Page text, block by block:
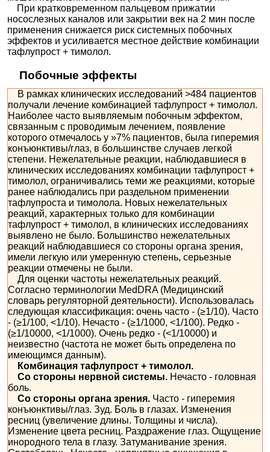
При кратковременном пальцевом прижатии
носослезных каналов или закрытии век на 2 мин после
применения снижается риск системных побочных
эффектов и усиливается местное действие комбинации
тафлупрост + тимолол.
Побочные эффекты
В рамках клинических исследований >484 пациентов
получали лечение комбинацией тафлупрост + тимолол.
Наиболее часто выявляемым побочным эффектом,
связанным с проводимым лечением, появление
которого отмечалось у »7% пациентов, была гиперемия
конъюнктивы/глаз, в большинстве случаев легкой
степени. Нежелательные реакции, наблюдавшиеся в
клинических исследованиях комбинации тафлупрост +
тимолол, ограничивались теми же реакциями, которые
ранее наблюдались при раздельном применении
тафлупроста и тимолола. Новых нежелательных
реакций, характерных только для комбинации
тафлупрост + тимолол, в клинических исследованиях
выявлено не было. Большинство нежелательных
реакций наблюдавшиеся со стороны органа зрения,
имели легкую или умеренную степень, серьезные
реакции отмечены не были.
Для оценки частоты нежелательных реакций.
Согласно терминологии MedDRA (Медицинский
словарь регуляторной деятельности). Использовалась
следующая классификация: очень часто - (≥1/10). Часто
- (≥1/100, <1/10). Нечасто - (≥1/1000, <1/100). Редко -
(≥1/10000, <1/1000). Очень редко - (<1/10000) и
неизвестно (частота не может быть определена по
имеющимся данным).
Комбинация тафлупрост + тимолол.
Со стороны нервной системы. Нечасто - головная
боль.
Со стороны органа зрения. Часто - гиперемия
конъюнктивы/глаз. Зуд. Боль в глазах. Изменения
ресниц (увеличение длины. Толщины и числа).
Изменение цвета ресниц. Раздражение глаз. Ощущение
инородного тела в глазу. Затуманивание зрения.